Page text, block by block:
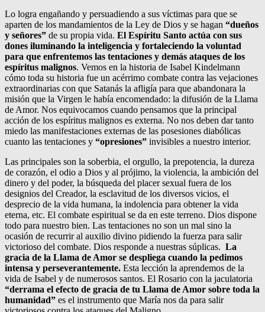
Lo logra engañando y persuadiendo a sus víctimas para que se
aparten de los mandamientos de la Ley de Dios y se hagan “dueños
y señores” de su propia vida. El Espíritu Santo actúa con sus
dones iluminando la inteligencia y fortaleciendo la voluntad
para que enfrentemos las tentaciones y demás ataques de los
espíritus malignos. Vemos en la historia de Isabel Kindelmann
cómo toda su historia fue un acérrimo combate contra las vejaciones
extraordinarias con que Satanás la afligía para que abandonara la
misión que la Virgen le había encomendado: la difusión de la Llama
de Amor. Nos equivocamos cuando pensamos que la principal
acción de los espíritus malignos es externa. No nos deben dar tanto
miedo las manifestaciones externas de las posesiones diabólicas
cuanto las tentaciones y “opresiones” invisibles a nuestro interior.
Las principales son la soberbia, el orgullo, la prepotencia, la dureza
de corazón, el odio a Dios y al prójimo, la violencia, la ambición del
dinero y del poder, la búsqueda del placer sexual fuera de los
designios del Creador, la esclavitud de los diversos vicios, el
desprecio de la vida humana, la indolencia para obtener la vida
eterna, etc. El combate espiritual se da en este terreno. Dios dispone
todo para nuestro bien. Las tentaciones no son un mal sino la
ocasión de recurrir al auxilio divino pidiendo la fuerza para salir
victorioso del combate. Dios responde a nuestras súplicas. La
gracia de la Llama de Amor se despliega cuando la pedimos
intensa y perseverantemente. Esta lección la aprendemos de la
vida de Isabel y de numerosos santos. El Rosario con la jaculatoria
“derrama el efecto de gracia de tu Llama de Amor sobre toda la
humanidad” es el instrumento que María nos da para salir